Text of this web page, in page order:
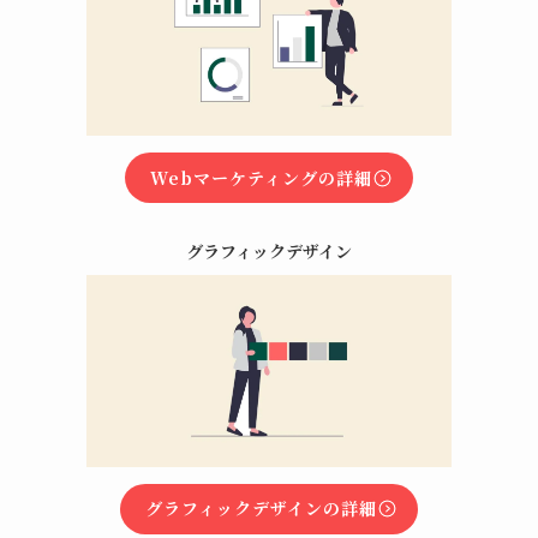
Webマーケティングの詳細
グラフィックデザイン
グラフィックデザインの詳細